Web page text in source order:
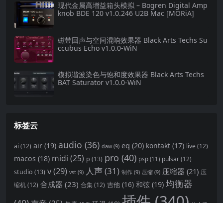
现代金属高增益箱头模拟 – Bogren Digital Amp
knob BDE 120 v1.0.246 U2B Mac [MORiA]
磁带回声与空间混响效果器 Black Arts Techs Su
ccubus Echo v1.0.0-WiN
模拟谐波染色与饱和度效果器 Black Arts Techs
BAT Saturator v1.0.0-WiN
标签云
ai (12) air (19) audio (36) daw (9) eq (20) kontakt (17) live (12)
macos (18) midi (25) p (13) pro (40) psp (11) pulsar(12)
studio (13) v(29) vst (9) 人声(31) 制作 (9) 压缩 (9) 压缩器 (21) 压
缩机(12) 合成器 (23) 合集(12) 吉他 (16) 和弦 (19) 均衡器